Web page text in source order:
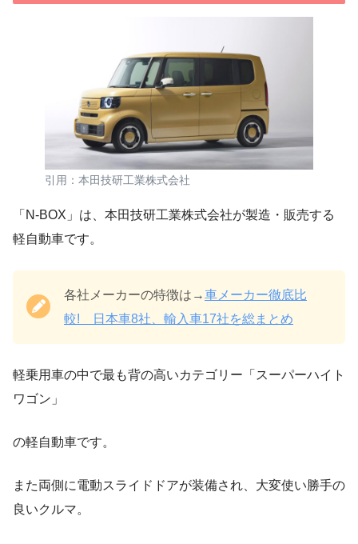
引用：本田技研工業株式会社
「N-BOX」は、本田技研工業株式会社が製造・販売する
軽自動車です。
各社メーカーの特徴は→車メーカー徹底比
較! 日本車8社、輸入車17社を総まとめ
軽乗用車の中で最も背の高いカテゴリー「スーパーハイト
ワゴン」
の軽自動車です。
また両側に電動スライドドアが装備され、大変使い勝手の
良いクルマ。